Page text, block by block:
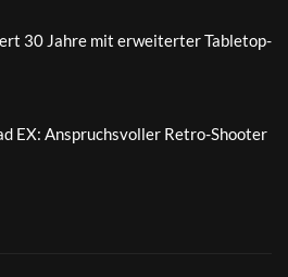
30 Jahre mit erweiterter Tabletop-
EX: Anspruchsvoller Retro-Shooter